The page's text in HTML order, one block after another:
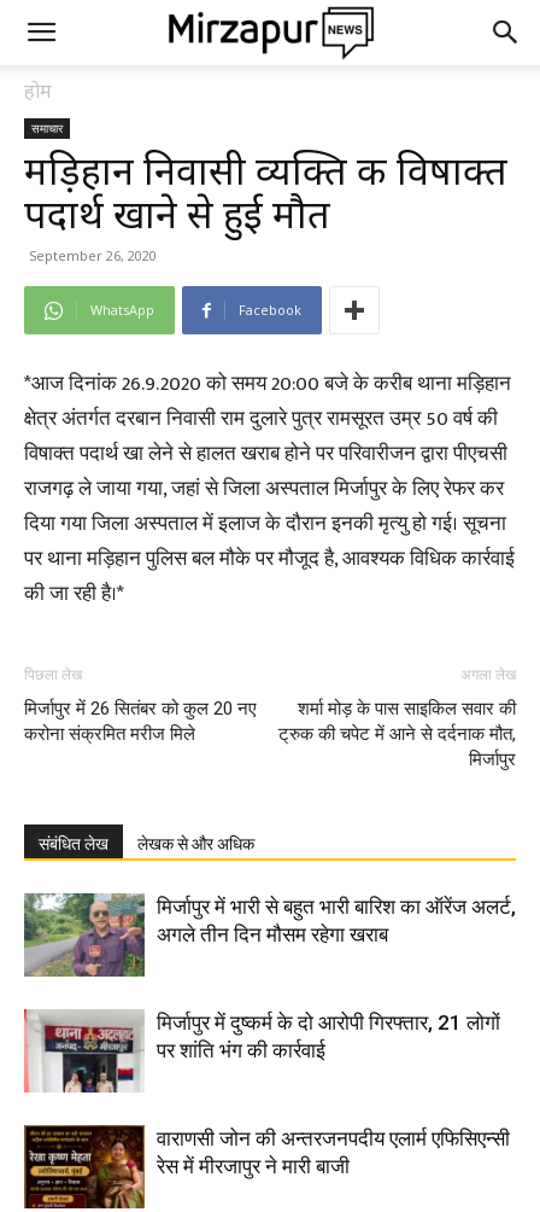
होम
समाचार
मड़िहान निवासी व्यक्ति की विषाक्त
पदार्थ खाने से हुई मौत
September 26, 2020
WhatsApp Facebook
*आज दिनांक 26.9.2020 को समय 20:00 बजे के करीब थाना मड़िहान
क्षेत्र अंतर्गत दरबान निवासी राम दुलारे पुत्र रामसूरत उम्र 50 वर्ष की
विषाक्त पदार्थ खा लेने से हालत खराब होने पर परिवारीजन द्वारा पीएचसी
राजगढ़ ले जाया गया, जहां से जिला अस्पताल मिर्जापुर के लिए रेफर कर
दिया गया जिला अस्पताल में इलाज के दौरान इनकी मृत्यु हो गई। सूचना
पर थाना मड़िहान पुलिस बल मौके पर मौजूद है, आवश्यक विधिक कार्रवाई
की जा रही है।*
पिछला लेख
मिर्जापुर में 26 सितंबर को कुल 20 नए
करोना संक्रमित मरीज मिले
अगला लेख
शर्मा मोड़ के पास साइकिल सवार की
ट्रुक की चपेट में आने से दर्दनाक मौत,
मिर्जापुर
संबंधित लेख लेखक से और अधिक
मिर्जापुर में भारी से बहुत भारी बारिश का ऑरेंज अलर्ट,
अगले तीन दिन मौसम रहेगा खराब
मिर्जापुर में दुष्कर्म के दो आरोपी गिरफ्तार, 21 लोगों
पर शांति भंग की कार्रवाई
वाराणसी जोन की अन्तरजनपदीय एलार्म एफिसिएन्सी
रेस में मीरजापुर ने मारी बाजी